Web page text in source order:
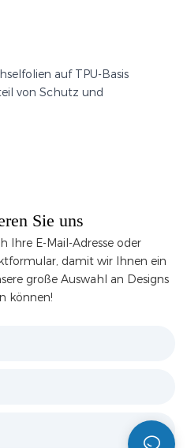
auf TPU-Basis
von Schutz und
Sie uns
Ihre E-Mail-Adresse oder
damit wir Ihnen ein
große Auswahl an Designs
können!